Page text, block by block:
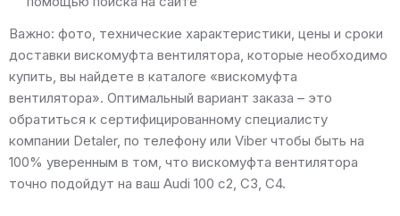
Важно: фото, технические характеристики, цены и сроки
доставки вискомуфта вентилятора, которые необходимо
купить, вы найдете в каталоге «вискомуфта
вентилятора». Оптимальный вариант заказа – это
обратиться к сертифицированному специалисту
компании Detaler, по телефону или Viber чтобы быть на
100% уверенным в том, что вискомуфта вентилятора
точно подойдут на ваш Audi 100 c2, C3, C4.